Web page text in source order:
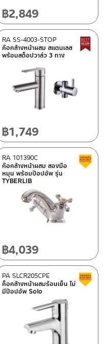
฿2,849
สินค้าลดราคา เคลียร์สต็อก
ก๊อกล้างหน้าผสม สแตนเลส
พร้อมสต็อปวาล์ว 3 ทาง
RA SS-4003-STOP
฿1,749
สินค้าลดราคา เคลียร์สต็อก
ก๊อกล้างหน้าผสม สองมือ
หมุน พร้อมป๊อปอัพ รุ่น
TYBERLIB
RA 101390C
฿4,039
สินค้าลดราคา เคลียร์สต็อก
ก็อกล้างหน้าผสมร้อนเย็น ไม่
มีป๊อปอัพ Solo
PA SLCR205CPE